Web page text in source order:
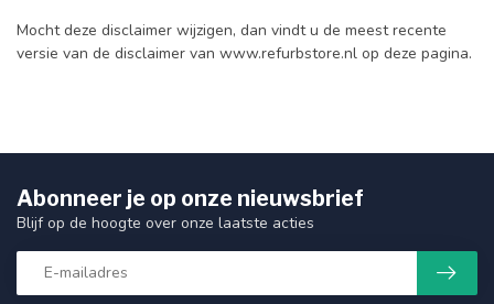
Mocht deze disclaimer wijzigen, dan vindt u de meest recente
versie van de disclaimer van www.refurbstore.nl op deze pagina.
Abonneer je op onze nieuwsbrief
Blijf op de hoogte over onze laatste acties